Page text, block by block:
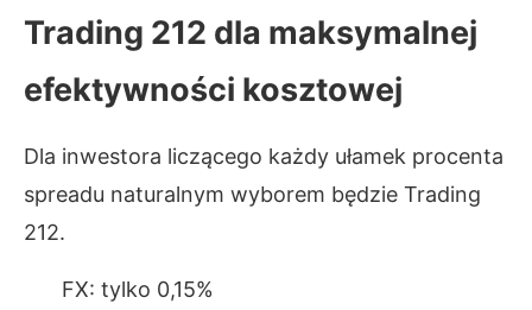
Trading 212 dla maksymalnej
efektywności kosztowej
Dla inwestora liczącego każdy ułamek procenta
spreadu naturalnym wyborem będzie Trading
212.
FX: tylko 0,15%